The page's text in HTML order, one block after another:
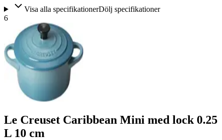
Visa alla specifikationerDölj specifikationer
6
Le Creuset Caribbean Mini med lock 0.25
L 10 cm